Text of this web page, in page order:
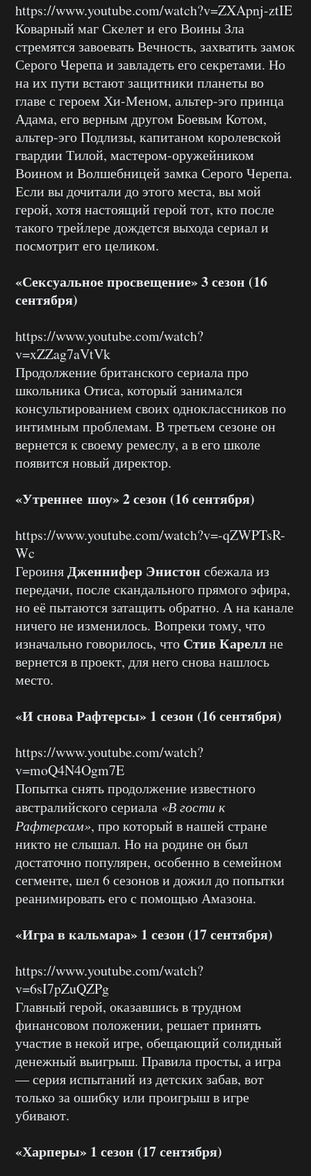
https://www.youtube.com/watch?v=ZXApnj-ztIE
Коварный маг Скелет и его Воины Зла
стремятся завоевать Вечность, захватить замок
Серого Черепа и завладеть его секретами. Но
на их пути встают защитники планеты во
главе с героем Хи-Меном, альтер-эго принца
Адама, его верным другом Боевым Котом,
альтер-эго Подлизы, капитаном королевской
гвардии Тилой, мастером-оружейником
Воином и Волшебницей замка Серого Черепа.
Если вы дочитали до этого места, вы мой
герой, хотя настоящий герой тот, кто после
такого трейлере дождется выхода сериал и
посмотрит его целиком.
«Сексуальное просвещение» 3 сезон (16
сентября)
https://www.youtube.com/watch?
v=xZZag7aVtVk
Продолжение британского сериала про
школьника Отиса, который занимался
консультированием своих одноклассников по
интимным проблемам. В третьем сезоне он
вернется к своему ремеслу, а в его школе
появится новый директор.
«Утреннее шоу» 2 сезон (16 сентября)
https://www.youtube.com/watch?v=-qZWPTsR-
Wc
ГероиняДженнифер Энистон сбежала из
передачи, после скандального прямого эфира,
но её пытаются затащить обратно. А на канале
ничего не изменилось. Вопреки тому, что
изначально говорилось, что Стив Кареллне
вернется в проект, для него снова нашлось
место.
«И снова Рафтерсы» 1 сезон (16 сентября)
https://www.youtube.com/watch?
v=moQ4N4Ogm7E
Попытка снять продолжение известного
австралийского сериала «В гости к
Рафтерсам», про который в нашей стране
никто не слышал. Но на родине он был
достаточно популярен, особенно в семейном
сегменте, шел 6 сезонов и дожил до попытки
реанимировать его с помощью Амазона.
«Игра в кальмара» 1 сезон (17 сентября)
https://www.youtube.com/watch?
v=6sI7pZuQZPg
Главный герой, оказавшись в трудном
финансовом положении, решает принять
участие в некой игре, обещающий солидный
денежный выигрыш. Правила просты, а игра
— серия испытаний из детских забав, вот
только за ошибку или проигрыш в игре
убивают.
«Харперы» 1 сезон (17 сентября)